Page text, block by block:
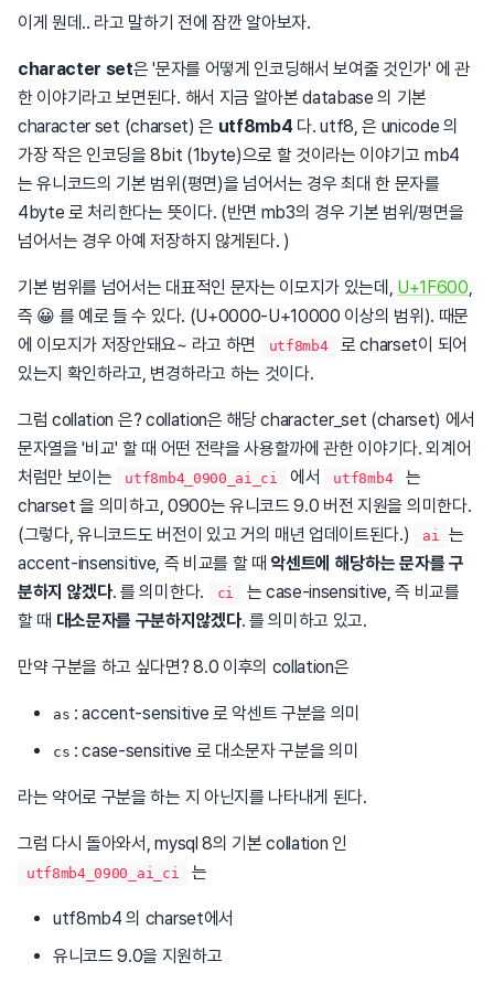
이게 뭔데.. 라고 말하기 전에 잠깐 알아보자.
character set은 '문자를 어떻게 인코딩해서 보여줄 것인가' 에 관
한 이야기라고 보면된다. 해서 지금 알아본 database 의 기본
character set (charset) 은 utf8mb4 다. utf8, 은 unicode 의
가장 작은 인코딩을 8bit (1byte)으로 할 것이라는 이야기고 mb4
는 유니코드의 기본 범위(평면)을 넘어서는 경우 최대 한 문자를
4byte 로 처리한다는 뜻이다. (반면 mb3의 경우 기본 범위/평면을
넘어서는 경우 아예 저장하지 않게된다. )
기본 범위를 넘어서는 대표적인 문자는 이모지가 있는데, U+1F600
즉 😀 를 예로 들 수 있다. (U+0000-U+10000 이상의 범위). 때문
에 이모지가 저장안돼요~ 라고 하면
utf8mb4
로 charset이 되어
있는지 확인하라고, 변경하라고 하는 것이다.
그럼 collation 은? collation은 해당 character_set (charset) 에서
문자열을 '비교' 할 때 어떤 전략을 사용할까에 관한 이야기다. 외계어
처럼만 보이는
utf8mb4_0900_ai_ci 에서 utf8mb4
는
charset 을 의미하고, 0900는 유니코드 9.0 버전 지원을 의미한다.
(그렇다, 유니코드도 버전이 있고 거의 매년 업데이트된다.)
ai
는
accent-insensitive, 즉 비교를 할 때 악센트에 해당하는 문자를 구
분하지 않겠다. 를 의미한다. ci
는 case-insensitive, 즉 비교를
할 때 대소문자를 구분하지않겠다. 를 의미하고 있고.
만약 구분을 하고 싶다면? 8.0 이후의 collation은
as : accent-sensitive 로 악센트 구분을 의미
cs : case-sensitive 로 대소문자 구분을 의미
라는 약어로 구분을 하는 지 아닌지를 나타내게 된다.
그럼 다시 돌아와서, mysql 8의 기본 collation 인
utf8mb4_0900_ai_ci 는
utf8mb4 의 charset에서
유니코드 9.0을 지원하고